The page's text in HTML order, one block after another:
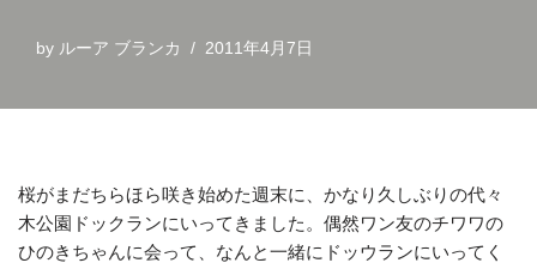
by ルーア ブランカ 2011年4月7日
桜がまだちらほら咲き始めた週末に、かなり久しぶりの代々
木公園ドックランにいってきました。偶然ワン友のチワワの
ひのきちゃんに会って、なんと一緒にドッウランにいってく